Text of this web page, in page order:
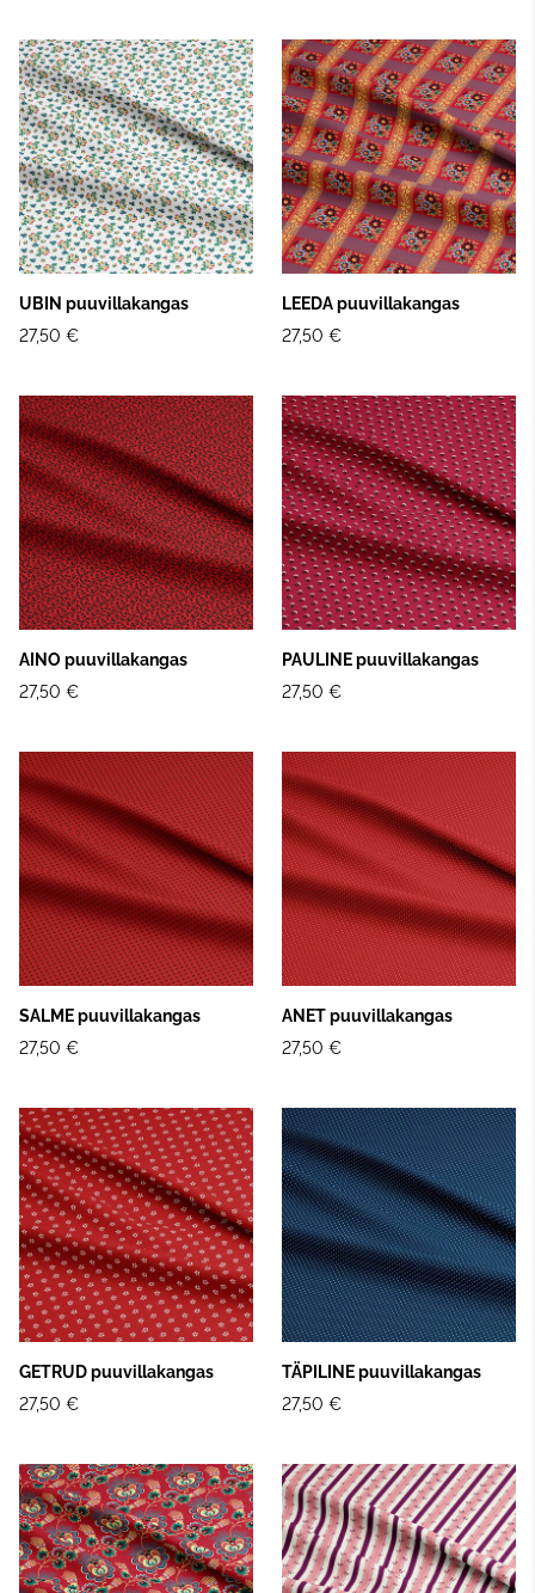
UBIN puuvillakangas
27,50 €
LEEDA puuvillakangas
27,50 €
AINO puuvillakangas
27,50 €
PAULINE puuvillakangas
27,50 €
SALME puuvillakangas
27,50 €
ANET puuvillakangas
27,50 €
GETRUD puuvillakangas
27,50 €
TÄPILINE puuvillakangas
27,50 €